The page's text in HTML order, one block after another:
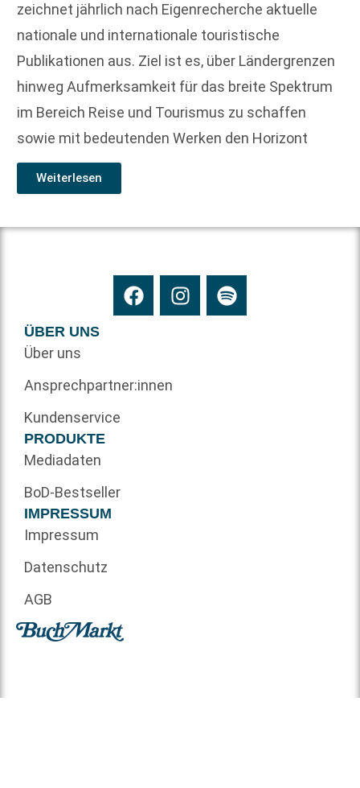
zeichnet jährlich nach Eigenrecherche aktuelle
nationale und internationale touristische
Publikationen aus. Ziel ist es, über Ländergrenzen
hinweg Aufmerksamkeit für das breite Spektrum
im Bereich Reise und Tourismus zu schaffen
sowie mit bedeutenden Werken den Horizont
Weiterlesen
ÜBER UNS
Über uns
Ansprechpartner:innen
Kundenservice
PRODUKTE
Mediadaten
BoD-Bestseller
IMPRESSUM
Impressum
Datenschutz
AGB